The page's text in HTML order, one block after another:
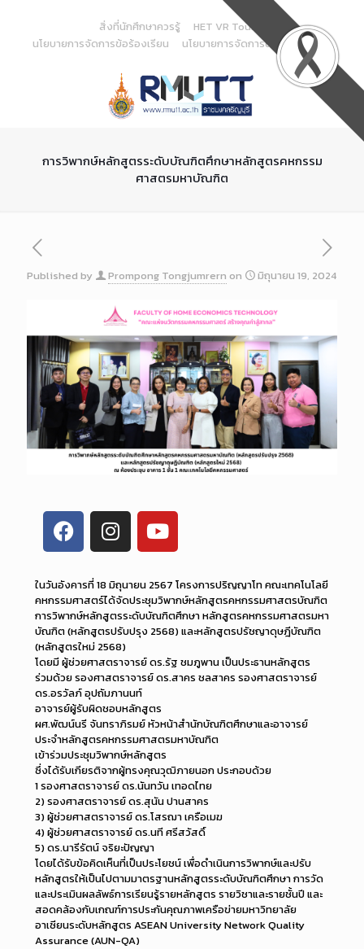
Content
สิ่งที่นักศึกษาควรรู้
HET VR Tour
นโยบายการจัดการข้อร้องเรียน
นโยบายการจัดการด้านสารสนเทศ
การวิพากษ์หลักสูตรระดับบัณฑิตศึกษาหลักสูตรคหกรรม
ศาสตรมหาบัณฑิต
Published by Prompong Tongjumrern on มิถุนายน 19, 2024
ในวันอังคารที่ 18 มิถุนายน 2567 โครงการปริญญาโท คณะเทคโนโลยี
คหกรรมศาสตร์ได้จัดประชุมวิพากษ์หลักสูตรคหกรรมศาสตรบัณฑิต
การวิพากษ์หลักสูตรระดับบัณฑิตศึกษา หลักสูตรคหกรรมศาสตรมหา
บัณฑิต (หลักสูตรปรับปรุง 2568) และหลักสูตรปรัชญาดุษฎีบัณฑิต
(หลักสูตรใหม่ 2568)
โดยมี ผู้ช่วยศาสตราจารย์ ดร.รัฐ ชมภูพาน เป็นประธานหลักสูตร
ร่วมด้วย รองศาสตราจารย์ ดร.สาคร ชลสาคร รองศาสตราจารย์
ดร.อรวัลภ์ อุปถัมภานนท์
อาจารย์ผู้รับผิดชอบหลักสูตร
ผศ.พัฒน์นรี จันทราภิรมย์ หัวหน้าสำนักบัณฑิตศึกษาและอาจารย์
ประจำหลักสูตรคหกรรมศาสตรมหาบัณฑิต
เข้าร่วมประชุมวิพากษ์หลักสูตร
ซึ่งได้รับเกียรติจากผู้ทรงคุณวุฒิภายนอก ประกอบด้วย
1 รองศาสตราจารย์ ดร.นันทวัน เทอดไทย
2) รองศาสตราจารย์ ดร.สุนัน ปานสาคร
3) ผู้ช่วยศาสตราจารย์ ดร.โสรฌา เครือเมฆ
4) ผู้ช่วยศาสตราจารย์ ดร.นที ศรีสวัสดิ์
5) ดร.นารีรัตน์ จริยะปัญญา
โดยได้รับข้อคิดเห็นที่เป็นประโยชน์ เพื่อดำเนินการวิพากษ์และปรับ
หลักสูตรให้เป็นไปตามมาตรฐานหลักสูตรระดับบัณฑิตศึกษา การวัด
และประเมินผลลัพธ์การเรียนรู้รายหลักสูตร รายวิชาและรายชั้นปี และ
สอดคล้องกับเกณฑ์การประกันคุณภาพเครือข่ายมหาวิทยาลัย
อาเซียนระดับหลักสูตร ASEAN University Network Quality
Assurance (AUN-QA)